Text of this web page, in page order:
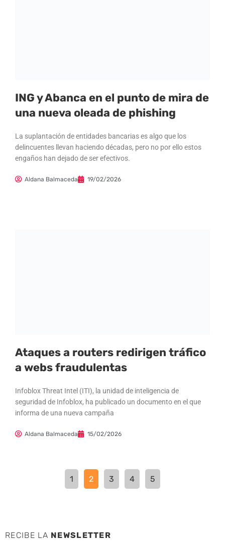
ING y Abanca en el punto de mira de
una nueva oleada de phishing
La suplantación de entidades bancarias es algo que los
delincuentes llevan haciendo décadas, pero no por ello estos
engaños han dejado de ser efectivos.
Aldana Balmaceda 19/02/2026
Ataques a routers redirigen tráfico
a webs fraudulentas
Infoblox Threat Intel (ITI), la unidad de inteligencia de
seguridad de Infoblox, ha publicado un documento en el que
informa de una nueva campaña
Aldana Balmaceda 15/02/2026
1 2 3 4 5
RECIBE LA NEWSLETTER